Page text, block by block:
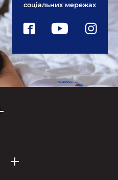
соціальних мережах